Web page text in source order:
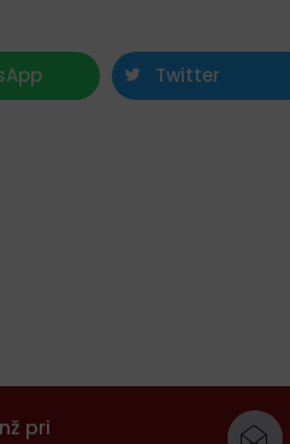
Twitter
pri